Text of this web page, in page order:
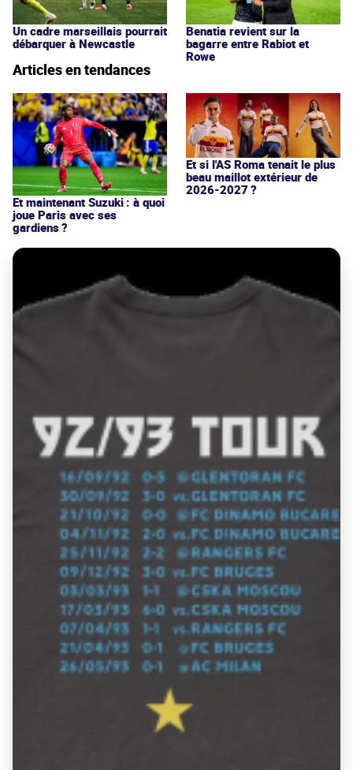
Un cadre marseillais pourrait
débarquer à Newcastle
Benatia revient sur la
bagarre entre Rabiot et
Rowe
Articles en tendances
Et maintenant Suzuki : à quoi
joue Paris avec ses
gardiens ?
Et si l'AS Roma tenait le plus
beau maillot extérieur de
2026-2027 ?